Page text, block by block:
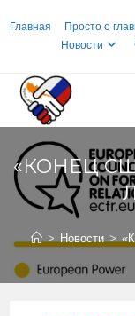
Главная Просто о
Новости
«КОНЕЦ
> Новости >